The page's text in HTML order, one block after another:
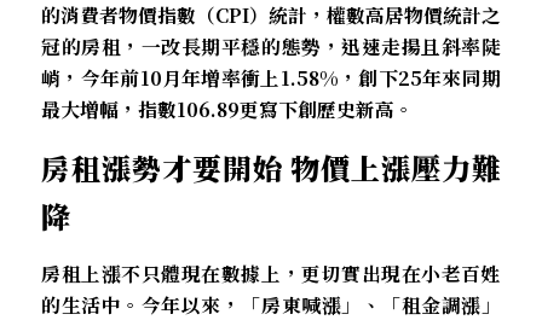
的消費者物價指數（CPI）統計，權數高居物價統計之
冠的房租，一改長期平穩的態勢，迅速走揚且斜率陡
峭，今年前10月年增率衝上1.58%，創下25年來同期
最大增幅，指數106.89更寫下創歷史新高。
房租漲勢才要開始 物價上漲壓力難
降
房租上漲不只體現在數據上，更切實出現在小老百姓
的生活中。今年以來，「房東喊漲」、「租金調漲」